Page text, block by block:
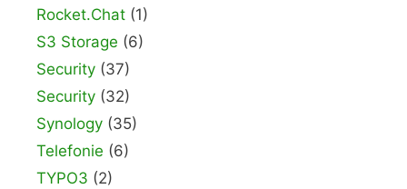
Rocket.Chat (1)
S3 Storage (6)
Security (37)
Security (32)
Synology (35)
Telefonie (6)
TYPO3 (2)